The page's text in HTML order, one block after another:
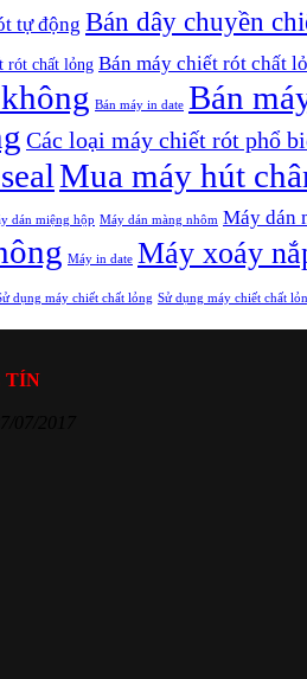
tự động Bán dây chuyền
rót chất lỏng Bán máy chiết rót chất
Bán máy in date Bán
Các loại máy chiết rót phổ
Mua máy hút
dán miệng hộp Máy dán màng nhôm Máy dán
Máy in date Máy xoáy
dụng máy chiết chất lỏng Sử dụng máy chiết chất
TÍN